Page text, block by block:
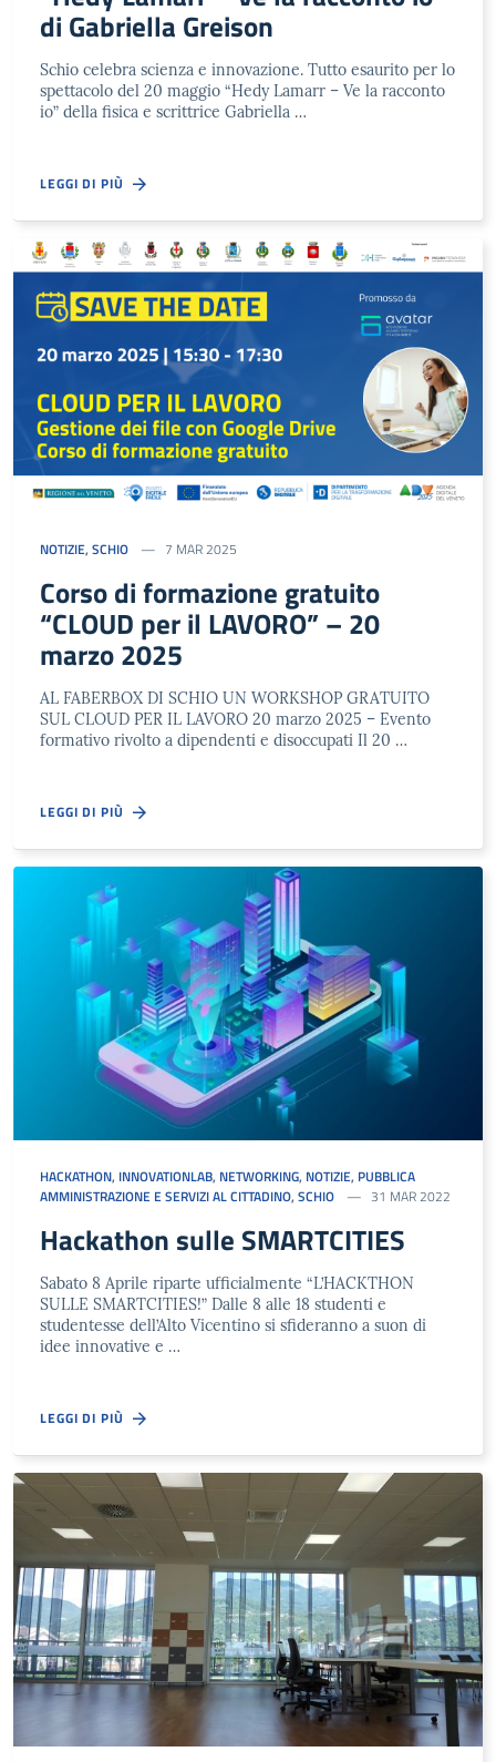
di Gabriella Greison
Schio celebra scienza e innovazione. Tutto esaurito per lo
spettacolo del 20 maggio “Hedy Lamarr – Ve la racconto
io” della fisica e scrittrice Gabriella …
LEGGI DI PIÙ
NOTIZIE, SCHIO 7 MAR 2025
Corso di formazione gratuito
“CLOUD per il LAVORO” – 20
marzo 2025
AL FABERBOX DI SCHIO UN WORKSHOP GRATUITO
SUL CLOUD PER IL LAVORO 20 marzo 2025 – Evento
formativo rivolto a dipendenti e disoccupati Il 20 …
LEGGI DI PIÙ
HACKATHON, INNOVATIONLAB, NETWORKING, NOTIZIE, PUBBLICA
AMMINISTRAZIONE E SERVIZI AL CITTADINO, SCHIO 31 MAR 2022
Hackathon sulle SMARTCITIES
Sabato 8 Aprile riparte ufficialmente “L’HACKTHON
SULLE SMARTCITIES!” Dalle 8 alle 18 studenti e
studentesse dell’Alto Vicentino si sfideranno a suon di
idee innovative e …
LEGGI DI PIÙ